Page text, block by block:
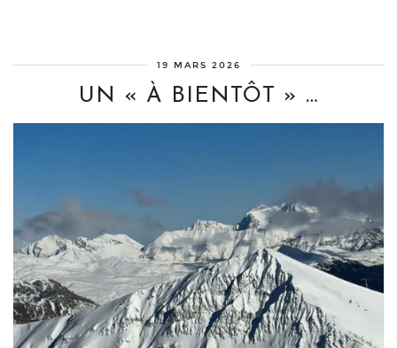
19 MARS 2026
UN « À BIENTÔT » …